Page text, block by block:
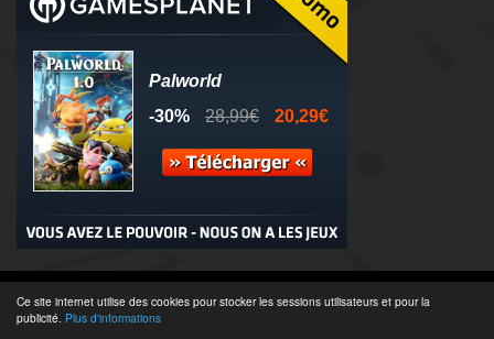
Ce site internet utilise des cookies pour stocker les sessions utilisateurs et pour la
publicité. Plus d'informations